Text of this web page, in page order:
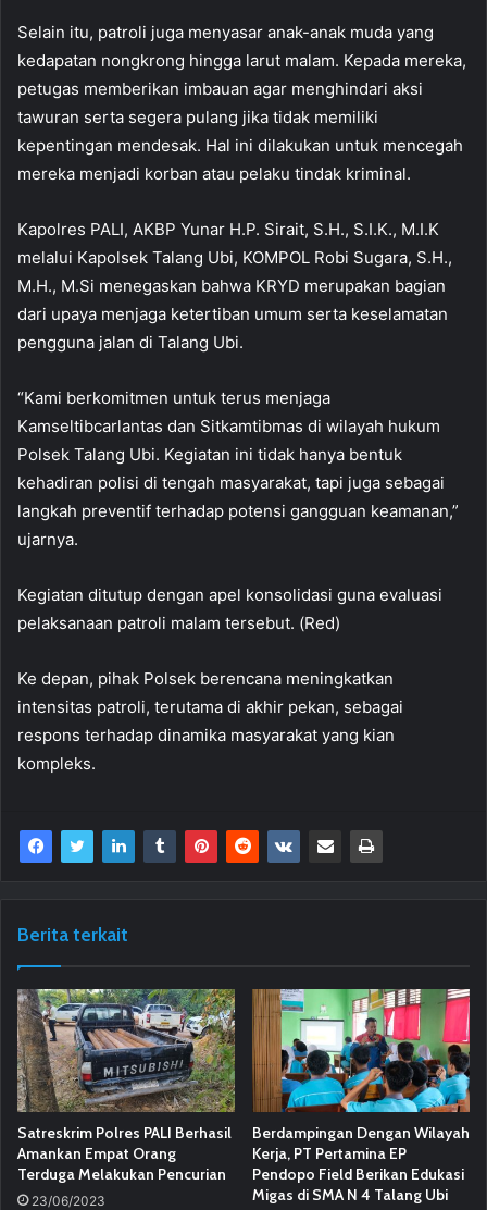
Selain itu, patroli juga menyasar anak-anak muda yang
kedapatan nongkrong hingga larut malam. Kepada mereka,
petugas memberikan imbauan agar menghindari aksi
tawuran serta segera pulang jika tidak memiliki
kepentingan mendesak. Hal ini dilakukan untuk mencegah
mereka menjadi korban atau pelaku tindak kriminal.
Kapolres PALI, AKBP Yunar H.P. Sirait, S.H., S.I.K., M.I.K
melalui Kapolsek Talang Ubi, KOMPOL Robi Sugara, S.H.,
M.H., M.Si menegaskan bahwa KRYD merupakan bagian
dari upaya menjaga ketertiban umum serta keselamatan
pengguna jalan di Talang Ubi.
“Kami berkomitmen untuk terus menjaga
Kamseltibcarlantas dan Sitkamtibmas di wilayah hukum
Polsek Talang Ubi. Kegiatan ini tidak hanya bentuk
kehadiran polisi di tengah masyarakat, tapi juga sebagai
langkah preventif terhadap potensi gangguan keamanan,”
ujarnya.
Kegiatan ditutup dengan apel konsolidasi guna evaluasi
pelaksanaan patroli malam tersebut. (Red)
Ke depan, pihak Polsek berencana meningkatkan
intensitas patroli, terutama di akhir pekan, sebagai
respons terhadap dinamika masyarakat yang kian
kompleks.
Berita terkait
Satreskrim Polres PALI Berhasil
Amankan Empat Orang
Terduga Melakukan Pencurian
23/06/2023
Berdampingan Dengan Wilayah
Kerja, PT Pertamina EP
Pendopo Field Berikan Edukasi
Migas di SMA N 4 Talang Ubi